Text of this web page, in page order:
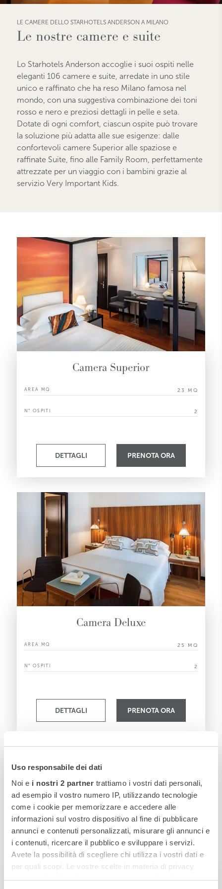
Uso responsabile dei dati
Noi e i nostri 2 partner trattiamo i vostri dati personali,
ad esempio il vostro numero IP, utilizzando tecnologie
come i cookie per memorizzare e accedere alle
informazioni sul vostro dispositivo al fine di pubblicare
annunci e contenuti personalizzati, misurare gli annunci e
i contenuti, ricercare il pubblico e sviluppare i servizi.
Avete la possibilità di scegliere chi utilizza i vostri dati e
per quali scopi. Le vostre scelte in materia di privacy
sono applicabili solo su questa proprietà digitale in cui
LE CAMERE DELLO STARHOTELS ANDERSON A MILANO
Le nostre camere e suite
Lo Starhotels Anderson accoglie i suoi ospiti nelle
eleganti 106 camere e suite, arredate in uno stile
unico e raffinato che ha reso Milano famosa nel
mondo, con una suggestiva combinazione dei toni
rosso e nero e preziosi dettagli in pelle e seta.
Dotate di ogni comfort, ciascun ospite può trovare
la soluzione più adatta alle sue esigenze: dalle
confortevoli camere Superior alle spaziose e
raffinate Suite, fino alle Family Room, perfettamente
attrezzate per un viaggio con i bambini grazie al
servizio Very Important Kids.
Camera Superior
AREA MQ 23 MQ
N° OSPITI 2
DETTAGLI PRENOTA ORA
Camera Deluxe
AREA MQ 25 MQ
N° OSPITI 2
DETTAGLI PRENOTA ORA
Grand Deluxe